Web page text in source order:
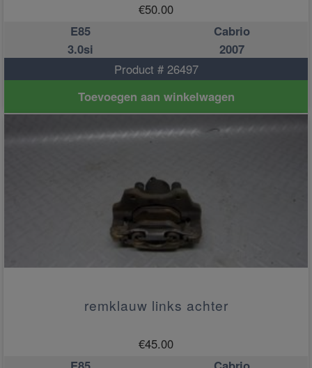
€50.00
E85
Cabrio
3.0si
2007
Product # 26497
Toevoegen aan winkelwagen
remklauw links achter
€45.00